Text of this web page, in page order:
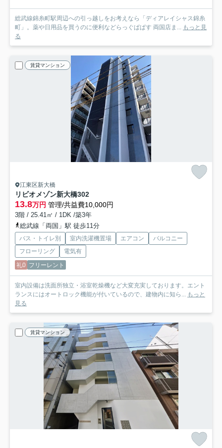
総武線錦糸町駅周辺への引っ越しをお考えなら「ディアレイシャス錦糸
町」。薬や日用品を買うのに便利などらっぐぱぱす 両国店ま... もっと見
る
賃貸マンション
江東区新大橋
リビオメゾン新大橋302
13.8万円 管理/共益費10,000円
3階 / 25.41㎡ / 1DK /築3年
総武線「両国」駅 徒歩11分
バス・トイレ別 室内洗濯機置場 エアコン
バルコニー
フローリング
電気有
礼0 フリーレント
室内設備は洗面所独立・浴室乾燥機など大変充実しております。エント
ランスにはオートロック機能が付いているので、建物内に知ら... もっと
見る
賃貸マンション